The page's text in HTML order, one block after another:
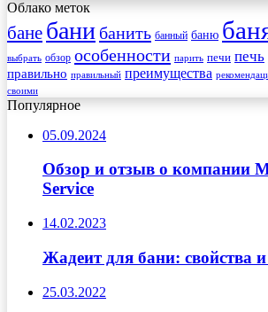
Облако меток
бане бани банить банный баню
выбрать обзор особенности парить печи печь
правильно правильный преимущества
своими
Популярное
05.09.2024
Обзор и отзыв о компании
Service
14.02.2023
Жадеит для бани: свойства
25.03.2022